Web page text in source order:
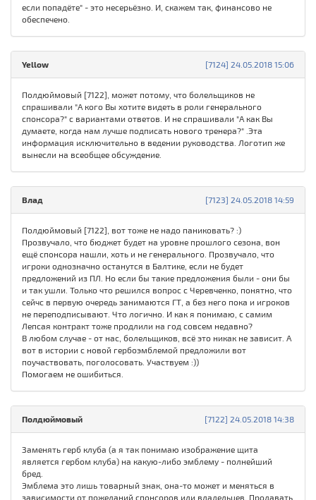
если попадёте" - это несерьёзно. И, скажем так, финансово не
обеспечено.
[7124] 24.05.2018 15:06
Yellow
Полдюймовый [7122], может потому, что болельщиков не
спрашивали "А кого Вы хотите видеть в роли генерального
спонсора?" с вариантами ответов. И не спрашивали "А как Вы
думаете, когда нам лучше подписать нового тренера?" .Эта
информация исключительно в ведении руководства. Логотип же
вынесли на всеобщее обсуждение.
[7123] 24.05.2018 14:59
Влад
Полдюймовый [7122], вот тоже не надо паниковать? :)
Прозвучало, что бюджет будет на уровне прошлого сезона, вон
ещё спонсора нашли, хоть и не генерального. Прозвучало, что
игроки однозначно останутся в Балтике, если не будет
предложений из ПЛ. Но если бы такие предложения были - они бы
и так ушли. Только что решился вопрос с Черевченко, понятно, что
сейчс в первую очередь занимаются ГТ, а без него пока и игроков
не переподписывают. Что логично. И как я понимаю, с самим
Лепсая контракт тоже продлили на год совсем недавно?
В любом случае - от нас, болельщиков, всё это никак не зависит. А
вот в истории с новой гербоэмблемой предложили вот
поучаствовать, поголосовать. Участвуем :))
Помогаем не ошибиться.
[7122] 24.05.2018 14:38
Полдюймовый
Заменять герб клуба (а я так понимаю изображение щита
является гербом клуба) на какую-либо эмблему - полнейший
бред.
Эмблема это лишь товарный знак, она-то может и меняться в
зависимости от пожеланий спонсоров или владельцев. Продавать